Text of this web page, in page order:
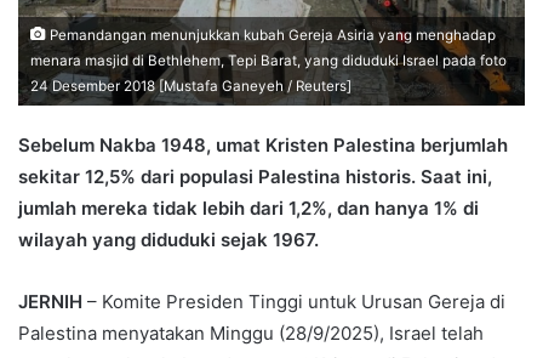
Pemandangan menunjukkan kubah Gereja Asiria yang menghadap
menara masjid di Bethlehem, Tepi Barat, yang diduduki Israel pada foto
24 Desember 2018 [Mustafa Ganeyeh / Reuters]
Sebelum Nakba 1948, umat Kristen Palestina berjumlah
sekitar 12,5% dari populasi Palestina historis. Saat ini,
jumlah mereka tidak lebih dari 1,2%, dan hanya 1% di
wilayah yang diduduki sejak 1967.
JERNIH – Komite Presiden Tinggi untuk Urusan Gereja di
Palestina menyatakan Minggu (28/9/2025), Israel telah